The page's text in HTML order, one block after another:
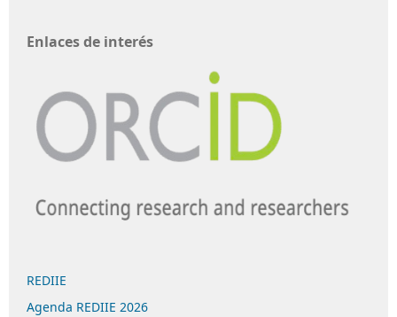
Enlaces de interés
REDIIE
Agenda REDIIE 2026